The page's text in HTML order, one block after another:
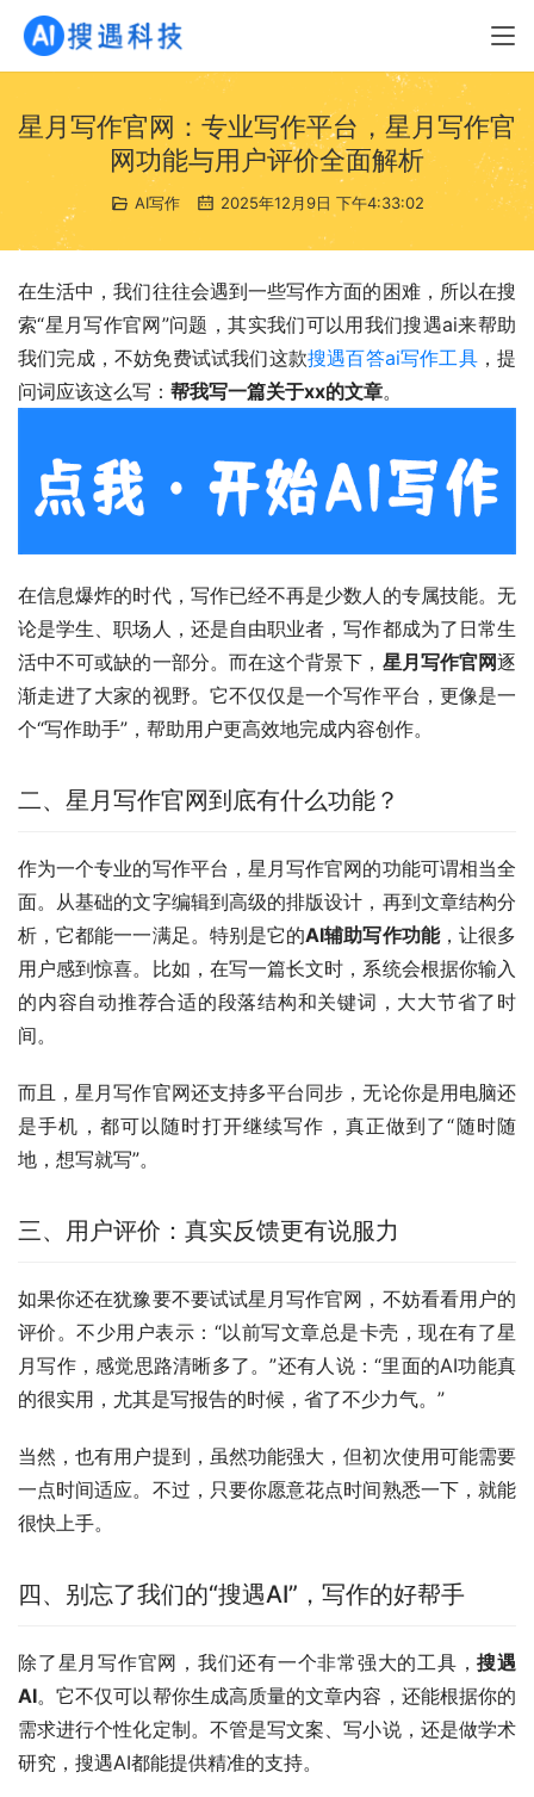
星月写作官网：专业写作平台，星月写作官
网功能与用户评价全面解析
AI写作 2025年12月9日 下午4:33:02
在生活中，我们往往会遇到一些写作方面的困难，所以在搜
索“星月写作官网”问题，其实我们可以用我们搜遇ai来帮助
我们完成，不妨免费试试我们这款搜遇百答ai写作工具，提
问词应该这么写： 帮我写一篇关于xx的文章。
在信息爆炸的时代，写作已经不再是少数人的专属技能。无
论是学生、职场人，还是自由职业者，写作都成为了日常生
活中不可或缺的一部分。而在这个背景下， 星月写作官网逐
渐走进了大家的视野。它不仅仅是一个写作平台，更像是一
个“写作助手”，帮助用户更高效地完成内容创作。
二、星月写作官网到底有什么功能？
作为一个专业的写作平台，星月写作官网的功能可谓相当全
面。从基础的文字编辑到高级的排版设计，再到文章结构分
析，它都能一一满足。特别是它的AI辅助写作功能，让很多
用户感到惊喜。比如，在写一篇长文时，系统会根据你输入
的内容自动推荐合适的段落结构和关键词，大大节省了时
间。
而且，星月写作官网还支持多平台同步，无论你是用电脑还
是手机，都可以随时打开继续写作，真正做到了“随时随
地，想写就写”。
三、用户评价：真实反馈更有说服力
如果你还在犹豫要不要试试星月写作官网，不妨看看用户的
评价。不少用户表示：“以前写文章总是卡壳，现在有了星
月写作，感觉思路清晰多了。”还有人说：“里面的AI功能真
的很实用，尤其是写报告的时候，省了不少力气。”
当然，也有用户提到，虽然功能强大，但初次使用可能需要
一点时间适应。不过，只要你愿意花点时间熟悉一下，就能
很快上手。
四、别忘了我们的“搜遇AI”，写作的好帮手
除了星月写作官网，我们还有一个非常强大的工具，搜遇
AI。它不仅可以帮你生成高质量的文章内容，还能根据你的
需求进行个性化定制。不管是写文案、写小说，还是做学术
研究，搜遇AI都能提供精准的支持。